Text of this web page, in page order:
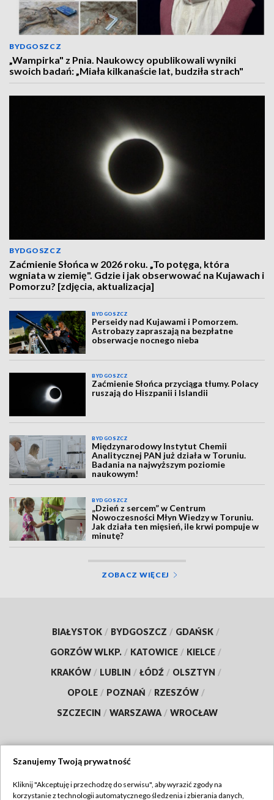
BYDGOSZCZ
„Wampirka" z Pnia. Naukowcy opublikowali wyniki
swoich badań: „Miała kilkanaście lat, budziła strach"
BYDGOSZCZ
Zaćmienie Słońca w 2026 roku. „To potęga, która
wgniata w ziemię". Gdzie i jak obserwować na Kujawach i
Pomorzu? [zdjęcia, aktualizacja]
BYDGOSZCZ
Perseidy nad Kujawami i Pomorzem.
Astrobazy zapraszają na bezpłatne
obserwacje nocnego nieba
BYDGOSZCZ
Zaćmienie Słońca przyciąga tłumy. Polacy
ruszają do Hiszpanii i Islandii
BYDGOSZCZ
Międzynarodowy Instytut Chemii
Analitycznej PAN już działa w Toruniu.
Badania na najwyższym poziomie
naukowym!
BYDGOSZCZ
„Dzień z sercem” w Centrum
Nowoczesności Młyn Wiedzy w Toruniu.
Jak działa ten mięsień, ile krwi pompuje w
minutę?
ZOBACZ WIĘCEJ
BIAŁYSTOK / BYDGOSZCZ / GDAŃSK /
GORZÓW WLKP. / KATOWICE / KIELCE /
KRAKÓW / LUBLIN / ŁÓDŹ / OLSZTYN /
OPOLE / POZNAŃ / RZESZÓW /
SZCZECIN / WARSZAWA / WROCŁAW
Szanujemy Twoją prywatność
Kliknij "Akceptuję i przechodzę do serwisu", aby wyrazić zgody na
korzystanie z technologii automatycznego śledzenia i zbierania danych,